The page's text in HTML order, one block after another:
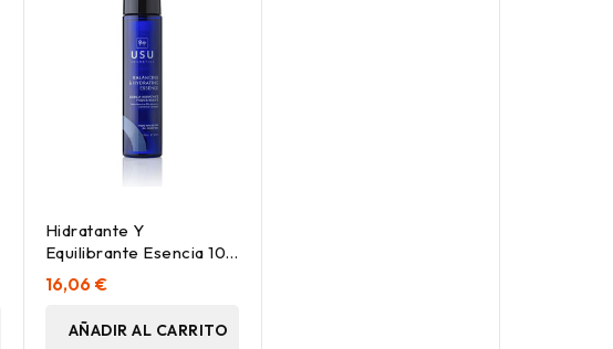
Hidratante Y
Equilibrante Esencia 100
Ml
16,06 €
AÑADIR AL CARRITO